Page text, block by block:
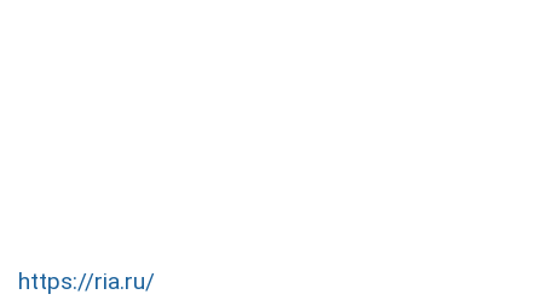
https://ria.ru/